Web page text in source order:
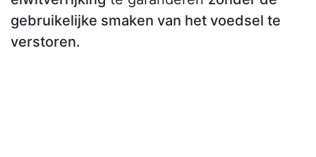
gebruikelijke smaken van het voedsel te
verstoren.